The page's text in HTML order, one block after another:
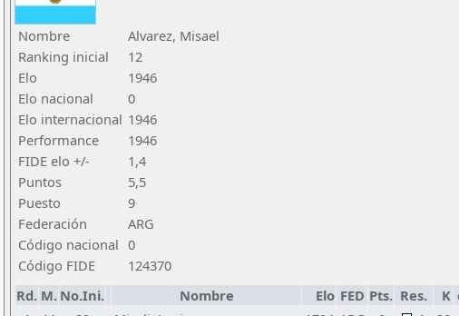
Nombre
Alvarez, Misael
Ranking inicial
12
Elo
1946
Elo nacional
0
Elo internacional 1946
Performance
1946
FIDE elo +/-
1,4
Puntos
5,5
Puesto
9
Federación
ARG
Código nacional 0
Código FIDE
124370
Rd. M. No.Ini. Nombre Elo FED Pts. Res. K